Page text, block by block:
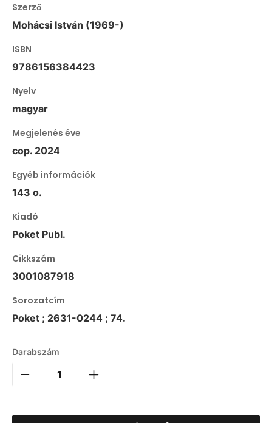
Szerző
Mohácsi István (1969-)
ISBN
9786156384423
Nyelv
magyar
Megjelenés éve
cop. 2024
Egyéb információk
143 o.
Kiadó
Poket Publ.
Cikkszám
3001087918
Sorozatcím
Poket ; 2631-0244 ; 74.
Darabszám